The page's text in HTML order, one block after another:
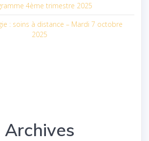
4ème trimestre 2025
: soins à distance – Mardi 7 octobre
2025
Archives